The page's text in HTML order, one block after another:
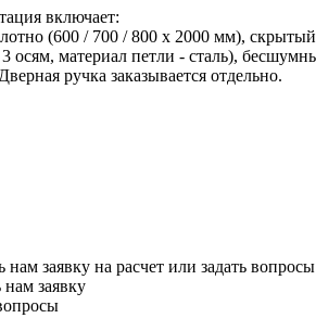
включает:
(600 / 700 / 800 х 2000 мм),
осям, материал петли - сталь),
ручка заказывается отдельно.
заявку на расчет или задать
заявку